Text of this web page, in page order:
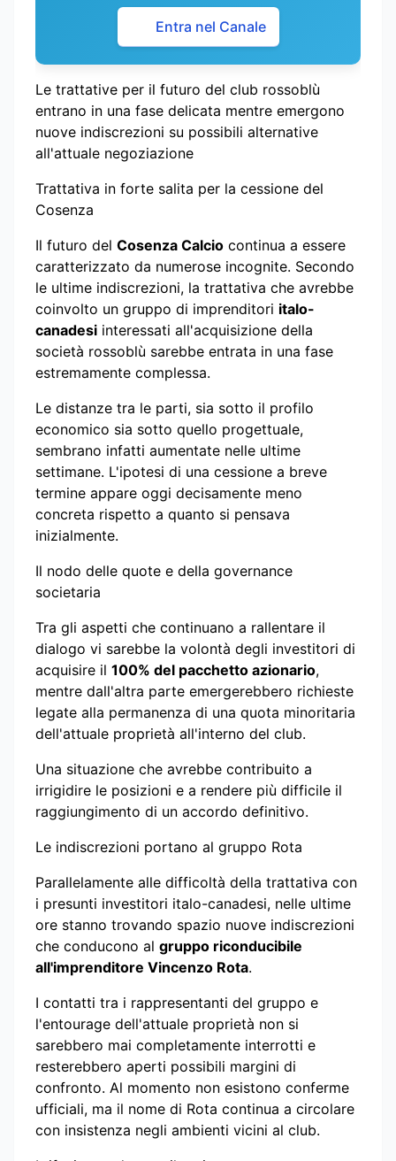
Entra nel Canale
Le trattative per il futuro del club rossoblù
entrano in una fase delicata mentre emergono
nuove indiscrezioni su possibili alternative
all'attuale negoziazione
Trattativa in forte salita per la cessione del
Cosenza
Il futuro del Cosenza Calcio continua a essere
caratterizzato da numerose incognite. Secondo
le ultime indiscrezioni, la trattativa che avrebbe
coinvolto un gruppo di imprenditori italo-
canadesi interessati all'acquisizione della
società rossoblù sarebbe entrata in una fase
estremamente complessa.
Le distanze tra le parti, sia sotto il profilo
economico sia sotto quello progettuale,
sembrano infatti aumentate nelle ultime
settimane. L'ipotesi di una cessione a breve
termine appare oggi decisamente meno
concreta rispetto a quanto si pensava
inizialmente.
Il nodo delle quote e della governance
societaria
Tra gli aspetti che continuano a rallentare il
dialogo vi sarebbe la volontà degli investitori di
acquisire il 100% del pacchetto azionario,
mentre dall'altra parte emergerebbero richieste
legate alla permanenza di una quota minoritaria
dell'attuale proprietà all'interno del club.
Una situazione che avrebbe contribuito a
irrigidire le posizioni e a rendere più difficile il
raggiungimento di un accordo definitivo.
Le indiscrezioni portano al gruppo Rota
Parallelamente alle difficoltà della trattativa con
i presunti investitori italo-canadesi, nelle ultime
ore stanno trovando spazio nuove indiscrezioni
che conducono al gruppo riconducibile
all'imprenditore Vincenzo Rota.
I contatti tra i rappresentanti del gruppo e
l'entourage dell'attuale proprietà non si
sarebbero mai completamente interrotti e
resterebbero aperti possibili margini di
confronto. Al momento non esistono conferme
ufficiali, ma il nome di Rota continua a circolare
con insistenza negli ambienti vicini al club.